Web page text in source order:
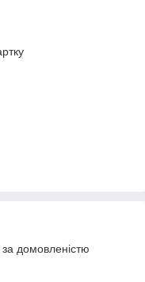
домовленістю